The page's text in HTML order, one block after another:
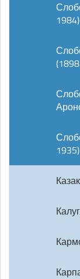
1984)
1935)
Казак